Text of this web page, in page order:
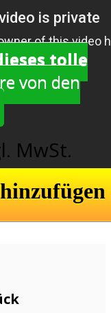
tolle
von den
MwSt.